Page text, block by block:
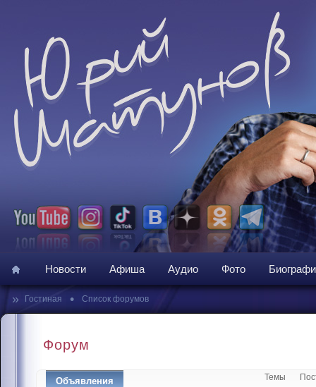
Новости Афиша Аудио Фото
» Гостиная • Список форумов
Форум
Объявления Темы